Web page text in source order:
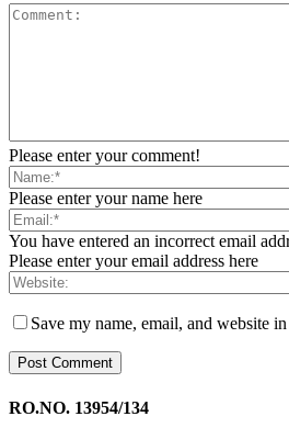
Please enter your comment!
Please enter your name here
You have entered an incorrect email
Please enter your email address here
Save my name, email, and website
RO.NO. 13954/134